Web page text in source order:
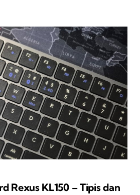
Rexus KL150 – Tipis dan